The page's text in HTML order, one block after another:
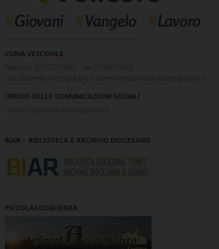
CURIA VESCOVILE
Telefono 0759273980 – Fax 0759276316
cancelliere@diocesigubbio.it amministrazione@diocesigubbio.it
UFFICIO DELLE COMUNICAZIONI SOCIALI
comunicazione@diocesigubbio.it
BIAR – BIBLIOTECA E ARCHIVIO DIOCESANO
PICCOLACCOGLIENZA